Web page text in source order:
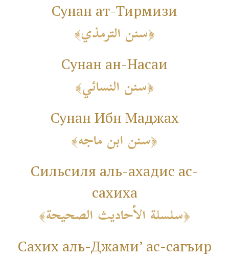
Сунан ат-Тирмизи
سنن الترمذي
Сунан ан-Насаи
سنن النسائي
Сунан Ибн Маджах
سنن ابن ماجه
Сильсиля аль-ахадис ас-
сахиха
سلسلة الأحاديث الصحيحة
Сахих аль-Джами’ ас-сагъир